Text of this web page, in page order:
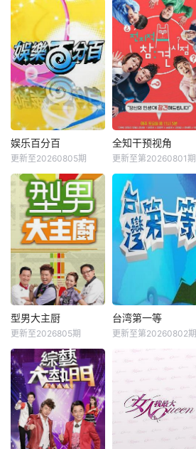
娱乐百分百
更新至20260805期
全知干预视角
更新至第20260801期
型男大主厨
更新至2026805期
台湾第一等
更新至第20260802期